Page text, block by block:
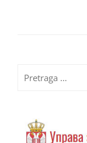
za: